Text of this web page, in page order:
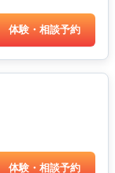
体験・相談予約
体験・相談予約